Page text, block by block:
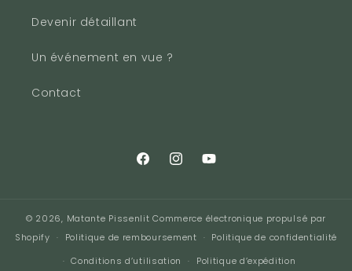
Devenir détaillant
Un événement en vue ?
Contact
FacebookInstagramYouTube
© 2026, Matante Pissenlit Commerce électronique propulsé par
Shopify
Politique de remboursement
Politique de confidentialité
Conditions d’utilisation
Politique d’expédition